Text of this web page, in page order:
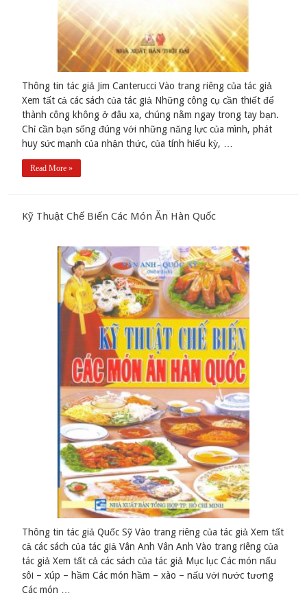
Thông tin tác giả Jim Canterucci Vào trang riêng của tác giả
Xem tất cả các sách của tác giả Những công cụ cần thiết để
thành công không ở đâu xa, chúng nằm ngay trong tay bạn.
Chỉ cần bạn sống đúng với những năng lực của mình, phát
huy sức mạnh của nhận thức, của tính hiếu kỳ, …
Read More »
Kỹ Thuật Chế Biến Các Món Ăn Hàn Quốc
Thông tin tác giả Quốc Sỹ Vào trang riêng của tác giả Xem tất
cả các sách của tác giả Vân Anh Vân Anh Vào trang riêng của
tác giả Xem tất cả các sách của tác giả Mục lục Các món nấu
sôi – xúp – hầm Các món hầm – xào – nấu với nước tương
Các món …